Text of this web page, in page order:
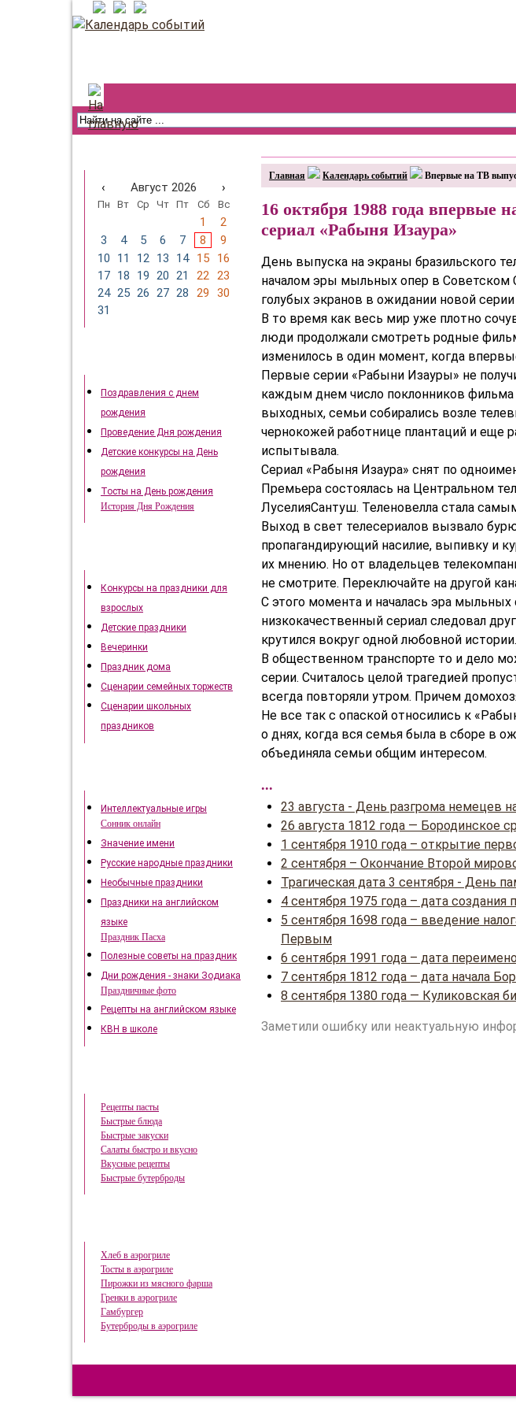
Главная Календарь событий Впервые на ТВ
16 октября 1988 года впервые
сериал «Рабыня Изаура»
День выпуска на экраны бразильского
началом эры мыльных опер в Советском
голубых экранов в ожидании новой
В то время как весь мир уже плотно
люди продолжали смотреть родные
изменилось в один момент, когда
Первые серии «Рабыни Изауры» не
каждым днем число поклонников
выходных, семьи собирались возле
чернокожей работнице плантаций и еще
испытывала.
Сериал «Рабыня Изаура» снят по
Премьера состоялась на Центральном
ЛуселияСантуш. Теленовелла стала
Выход в свет телесериалов вызвало
пропагандирующий насилие, выпивку и
их мнению. Но от владельцев
не смотрите. Переключайте на другой
С этого момента и началась эра
низкокачественный сериал следовал
крутился вокруг одной любовной истории.
В общественном транспорте то и дело
серии. Считалось целой трагедией
всегда повторяли утром. Причем
Не все так с опаской относились к
о днях, когда вся семья была в сборе в
объединяла семьи общим интересом.
...
23 августа - День разгрома немецев
26 августа 1812 года — Бородинское
1 сентября 1910 года – открытие
2 сентября – Окончание Второй
Трагическая дата 3 сентября - День
4 сентября 1975 года – дата создания
5 сентября 1698 года – введение
Первым
6 сентября 1991 года – дата
7 сентября 1812 года – дата начала
8 сентября 1380 года — Куликовская
Заметили ошибку или неактуальную
‹ Август 2026 ›
Пн Вт Ср Чт Пт Сб Вс
1
2
3
4 5 6 7 8
9
10
11 12 13 14 15
16
17 18 19 20 21 22 23
24 25 26 27 28 29
30
31
Поздравления с днем
рождения
Проведение Дня рождения
Детские конкурсы на День
рождения
Тосты на День рождения
История Дня Рождения
Конкурсы на праздники для
взрослых
Детские праздники
Вечеринки
Праздник дома
Сценарии семейных торжеств
Сценарии школьных
праздников
Интеллектуальные игры
Сонник онлайн
Значение имени
Русские народные праздники
Необычные праздники
Праздники на английском
языке
Праздник Пасха
Полезные советы на праздник
Дни рождения - знаки Зодиака
Праздничные фото
Рецепты на английском языке
КВН в школе
Рецепты пасты
Быстрые блюда
Быстрые закуски
Салаты быстро и вкусно
Вкусные рецепты
Быстрые бутерброды
Хлеб в аэрогриле
Тосты в аэрогриле
Пирожки из мясного фарша
Гренки в аэрогриле
Гамбургер
Бутерброды в аэрогриле